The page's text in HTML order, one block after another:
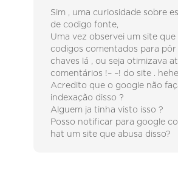
Sim , uma curiosidade sobre
de codigo fonte,
Uma vez observei um site que
codigos comentados para pôr
chaves lá , ou seja otimizava
comentários !– –! do site .
Acredito que o google não
indexação disso ?
Alguem ja tinha visto isso ?
Posso notificar para google
hat um site que abusa disso?